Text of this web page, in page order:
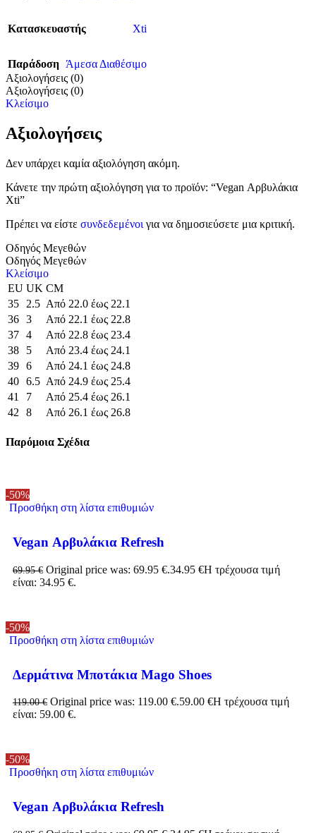
Κατασκευαστής Xti
Παράδοση Άμεσα Διαθέσιμο
Αξιολογήσεις (0)
Αξιολογήσεις (0)
Κλείσιμο
Αξιολογήσεις
Δεν υπάρχει καμία αξιολόγηση ακόμη.
Κάνετε την πρώτη αξιολόγηση για το προϊόν: “Vegan Αρβυλάκια
Xti”
Πρέπει να είστε συνδεδεμένοι για να δημοσιεύσετε μια κριτική.
Οδηγός Μεγεθών
Οδηγός Μεγεθών
Κλείσιμο
EU UK CM
35
2.5 Από 22.0 έως 22.1
36 3
Από 22.1 έως 22.8
37 4
Από 22.8 έως 23.4
38
5
Από 23.4 έως 24.1
39 6
Από 24.1 έως 24.8
40 6.5 Από 24.9 έως 25.4
41
7
Από 25.4 έως 26.1
42
8 Από 26.1 έως 26.8
Παρόμοια Σχέδια
-50%
Προσθήκη στη λίστα επιθυμιών
Vegan Αρβυλάκια Refresh
69.95€ Original price was: 69.95 €.34.95 €Η τρέχουσα τιμή
είναι: 34.95 €.
-50%
Προσθήκη στη λίστα επιθυμιών
Δερμάτινα Μποτάκια Mago Shoes
119.00€ Original price was: 119.00 €.59.00 €Η τρέχουσα τιμή
είναι: 59.00 €.
-50%
Προσθήκη στη λίστα επιθυμιών
Vegan Αρβυλάκια Refresh